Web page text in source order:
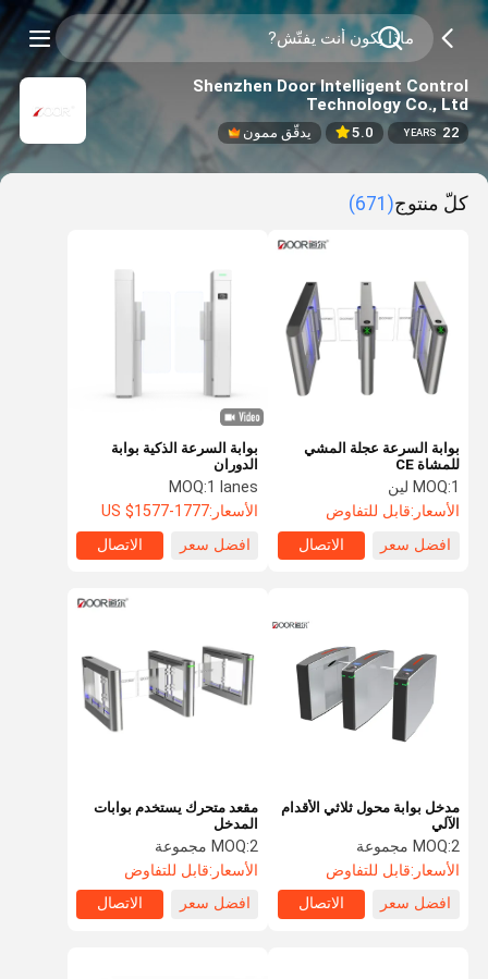
Shenzhen Door Intelligent Control
Technology Co., Ltd
22
YEARS
5.0 يدقّق ممون
كلّ منتوج(671)
بوابة السرعة الذكية بوابة
الدوران
MOQ:1 lanes
الأسعار:US $1577-1777
افضل سعر
الاتصال
بوابة السرعة عجلة المشي
للمشاة CE
MOQ:1 لين
الأسعار:قابل للتفاوض
افضل سعر
الاتصال
مقعد متحرك يستخدم بوابات
المدخل
MOQ:2 مجموعة
الأسعار:قابل للتفاوض
افضل سعر
الاتصال
مدخل بوابة محول ثلاثي الأقدام
الآلي
MOQ:2 مجموعة
الأسعار:قابل للتفاوض
افضل سعر
الاتصال